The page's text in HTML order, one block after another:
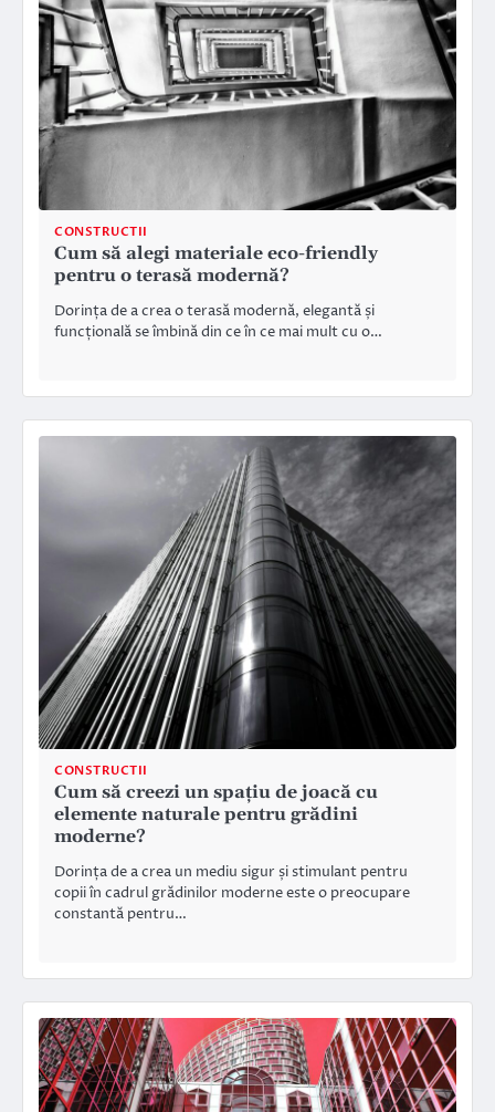
CONSTRUCTII
Cum să alegi materiale eco-friendly
pentru o terasă modernă?
Dorința de a crea o terasă modernă, elegantă și
funcțională se îmbină din ce în ce mai mult cu o…
CONSTRUCTII
Cum să creezi un spațiu de joacă cu
elemente naturale pentru grădini
moderne?
Dorința de a crea un mediu sigur și stimulant pentru
copii în cadrul grădinilor moderne este o preocupare
constantă pentru…